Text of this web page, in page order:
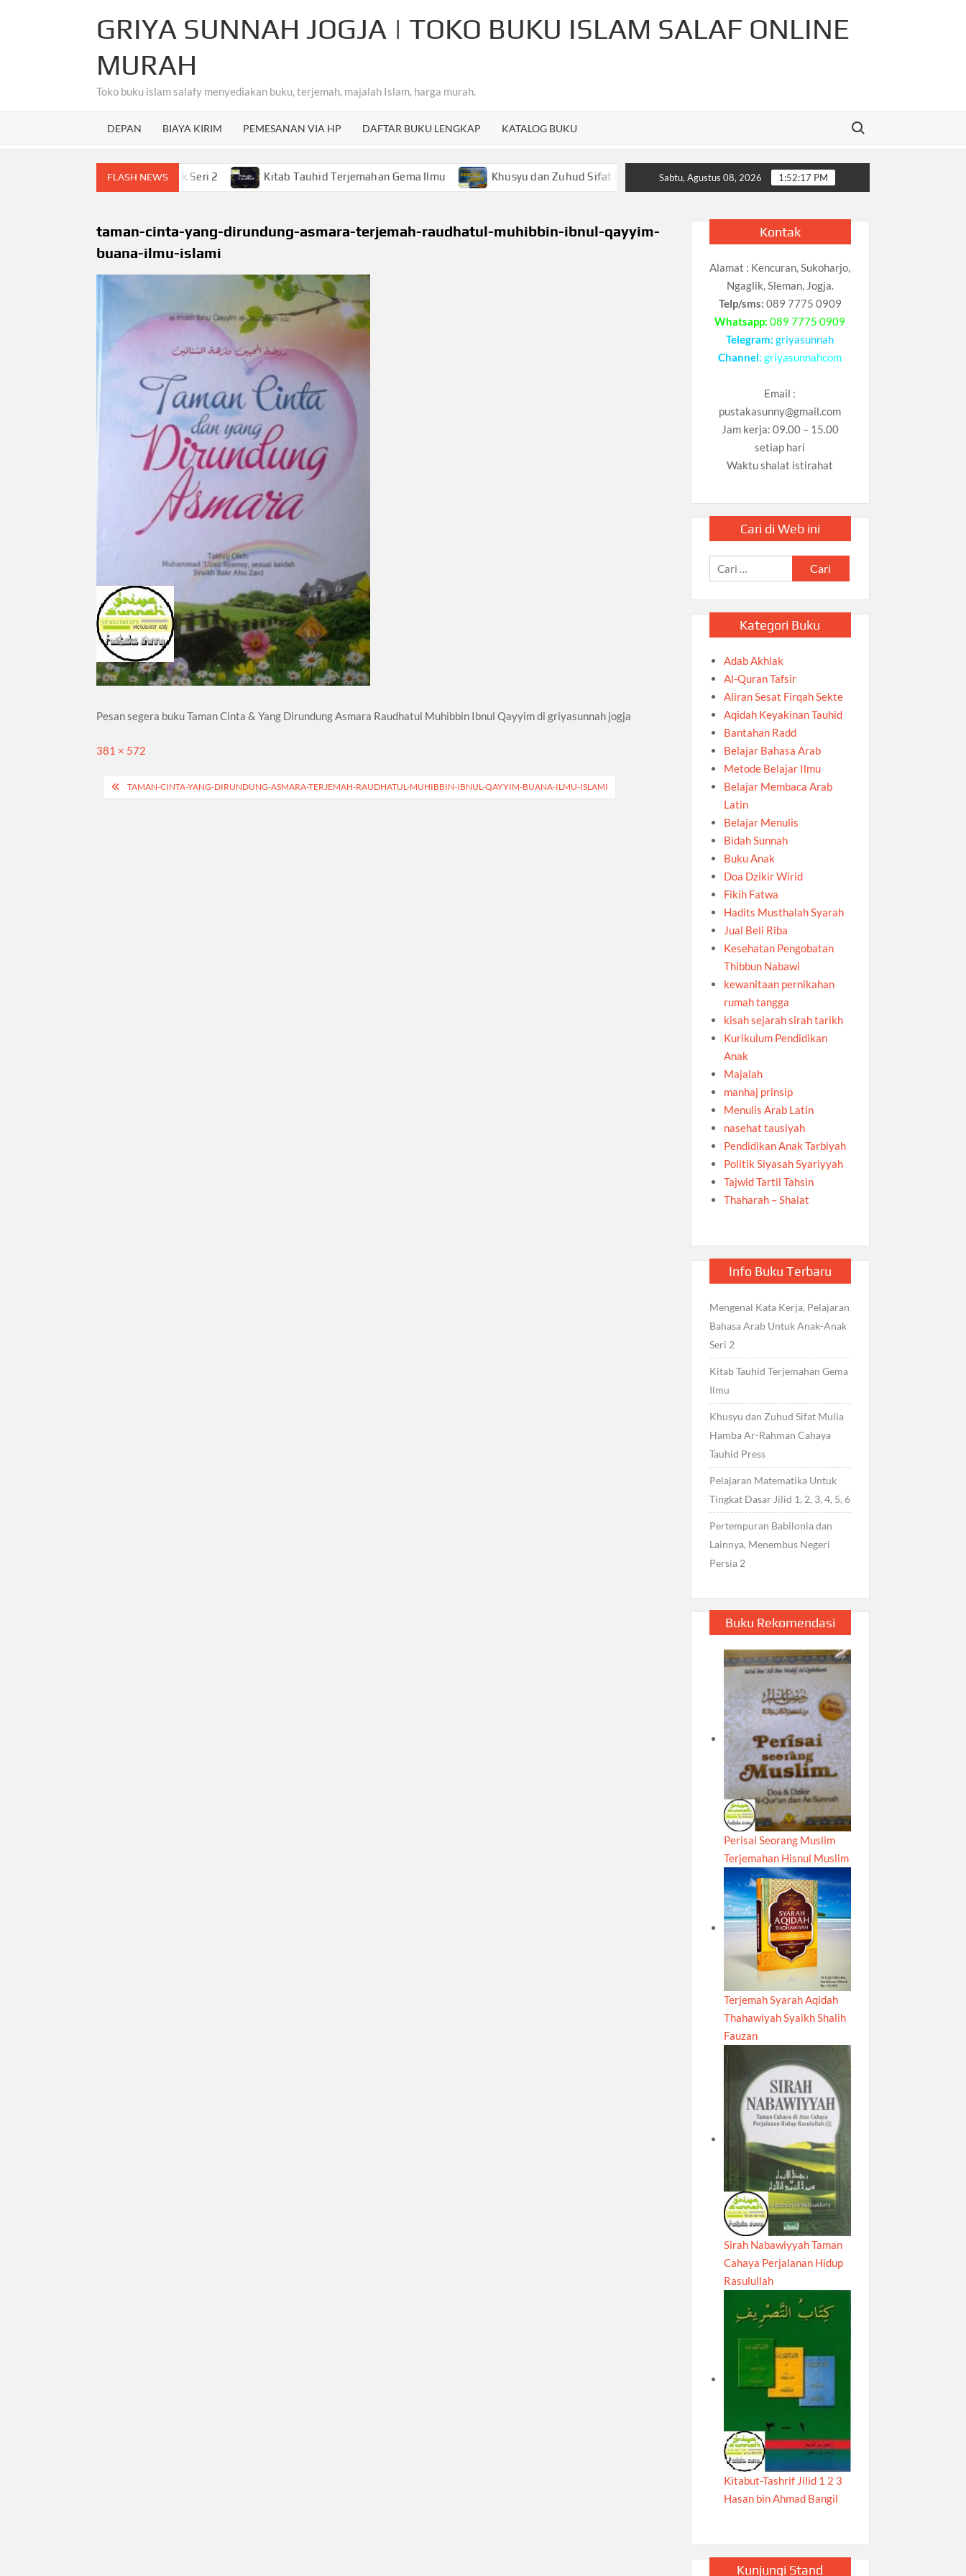
GRIYA SUNNAH JOGJA | TOKO BUKU ISLAM SALAF ONLINE
MURAH
Toko buku islam salafy menyediakan buku, terjemah, majalah Islam, harga murah.
DEPAN BIAYA KIRIM PEMESANAN VIA HP DAFTAR BUKU LENGKAP KATALOG BUKU
Search for:
FLASH NEWS
Arab Untuk Anak-Anak Seri 2 Kitab Tauhid Terjemahan Gema Ilmu Khusyu dan Zuhud Sifat Mulia Hamba Ar-Rahman Cahaya Tauhid Press
Sabtu, Agustus 08, 2026 1:52:18 PM
taman-cinta-yang-dirundung-asmara-terjemah-raudhatul-muhibbin-ibnul-qayyim-
buana-ilmu-islami
Pesan segera buku Taman Cinta & Yang Dirundung Asmara Raudhatul Muhibbin Ibnul Qayyim di griyasunnah jogja
Full
381 × 572
Navigasi
TAMAN-CINTA-YANG-DIRUNDUNG-ASMARA-TERJEMAH-RAUDHATUL-MUHIBBIN-IBNUL-QAYYIM-BUANA-ILMU-ISLAMI
Kontak
Alamat : Kencuran, Sukoharjo,
Ngaglik, Sleman, Jogja.
Telp/sms: 089 7775 0909
Whatsapp: 089 7775 0909
Telegram:griyasunnah
Channel:griyasunnahcom
Email :
pustakasunny@gmail.com
Jam kerja: 09.00 – 15.00
setiap hari
Waktu shalat istirahat
Cari di Web ini
Cari
untuk:
Kategori Buku
Adab Akhlak
Al-Quran Tafsir
Aliran Sesat Firqah Sekte
Aqidah Keyakinan Tauhid
Bantahan Radd
Belajar Bahasa Arab
Metode Belajar Ilmu
Belajar Membaca Arab
Latin
Belajar Menulis
Bidah Sunnah
Buku Anak
Doa Dzikir Wirid
Fikih Fatwa
Hadits Musthalah Syarah
Jual Beli Riba
Kesehatan Pengobatan
Thibbun Nabawi
kewanitaan pernikahan
rumah tangga
kisah sejarah sirah tarikh
Kurikulum Pendidikan
Anak
Majalah
manhaj prinsip
Menulis Arab Latin
nasehat tausiyah
Pendidikan Anak Tarbiyah
Politik Siyasah Syariyyah
Tajwid Tartil Tahsin
Thaharah – Shalat
Info Buku Terbaru
Mengenal Kata Kerja, Pelajaran
Bahasa Arab Untuk Anak-Anak
Seri 2
Kitab Tauhid Terjemahan Gema
Ilmu
Khusyu dan Zuhud Sifat Mulia
Hamba Ar-Rahman Cahaya
Tauhid Press
Pelajaran Matematika Untuk
Tingkat Dasar Jilid 1, 2, 3, 4, 5, 6
Pertempuran Babilonia dan
Lainnya, Menembus Negeri
Persia 2
Buku Rekomendasi
Perisai Seorang Muslim
Terjemahan Hisnul Muslim
Terjemah Syarah Aqidah
Thahawiyah Syaikh Shalih
Fauzan
Sirah Nabawiyyah Taman
Cahaya Perjalanan Hidup
Rasulullah
Kitabut-Tashrif Jilid 1 2 3
Hasan bin Ahmad Bangil
Kunjungi Stand